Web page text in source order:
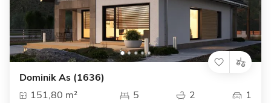
Dominik As (1636)
151,80 m²
5 2 1